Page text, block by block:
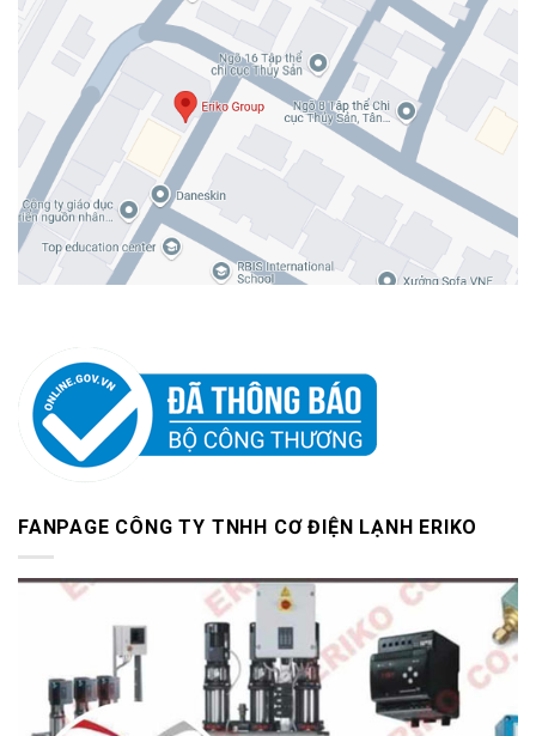
FANPAGE CÔNG TY TNHH CƠ ĐIỆN LẠNH ERIKO